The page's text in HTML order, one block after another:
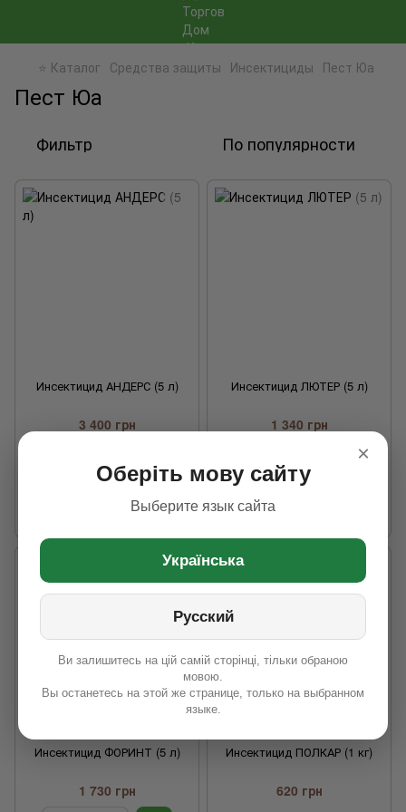
⭐ Каталог Средства защиты Инсектициды Пест Юа
Пест Юа
Фильтр По популярности
Инсектицид АНДЕРС (5 л)
3 400 грн
Лямбда-
Инсектицид ЛЮТЕР (5 л)
1 340 грн
вещество
Инсектицид ФОРИНТ (5 л)
1 730 грн
Инсектицид ПОЛКАР (1 кг)
620 грн
×
Оберіть мову сайту
Выберите язык сайта
Українська
Русский
Ви залишитесь на цій самій сторінці, тільки обраною
мовою.
Вы останетесь на этой же странице, только на выбранном
языке.